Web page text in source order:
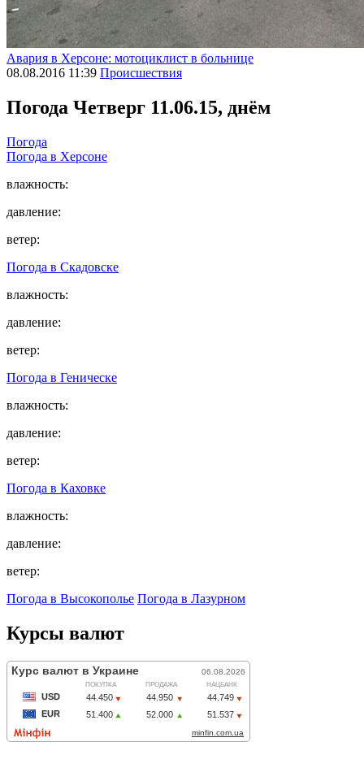
Авария в Херсоне: мотоциклист в больнице
08.08.2016 11:39 Происшествия
Погода Четверг 11.06.15, днём
Погода
Погода в Херсоне
влажность:
давление:
ветер:
Погода в Скадовске
влажность:
давление:
ветер:
Погода в Геническе
влажность:
давление:
ветер:
Погода в Каховке
влажность:
давление:
ветер:
Погода в Высокополье Погода в Лазурном
Курсы валют